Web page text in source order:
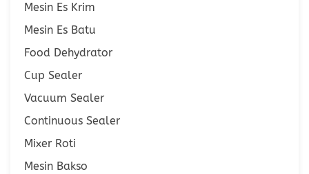
Mesin Es Krim
Mesin Es Batu
Food Dehydrator
Cup Sealer
Vacuum Sealer
Continuous Sealer
Mixer Roti
Mesin Bakso